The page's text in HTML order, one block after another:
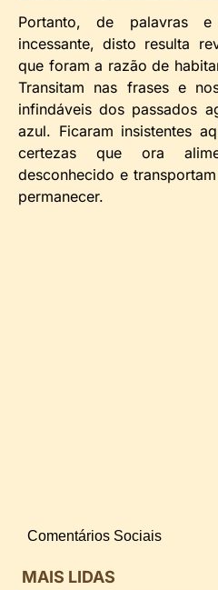
Portanto, de palavras
incessante, disto resulta
que foram a razão de
Transitam nas frases e
infindáveis dos passados
azul. Ficaram insistentes
certezas que ora
desconhecido e
permanecer.
Comentários Sociais
MAIS LIDAS